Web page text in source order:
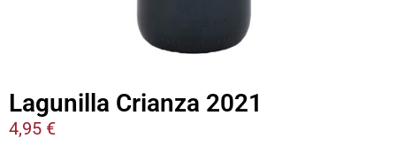
Lagunilla Crianza 2021
4,95 €